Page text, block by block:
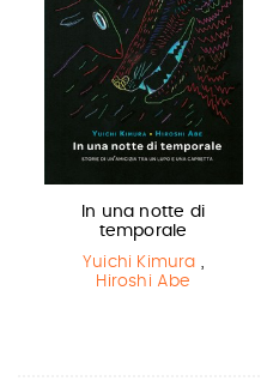
In una notte di
temporale
Yuichi Kimura ,
Hiroshi Abe